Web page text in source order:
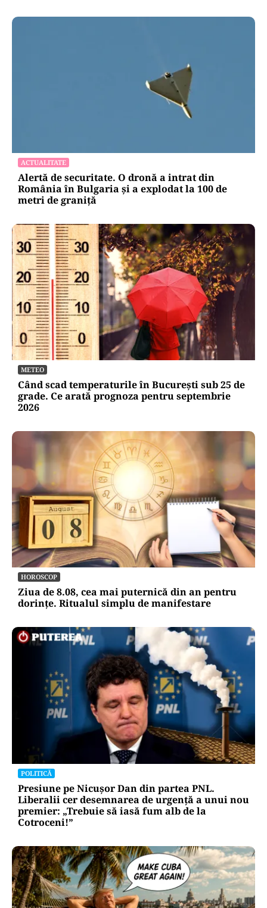
ACTUALITATE
Alertă de securitate. O dronă a intrat din
România în Bulgaria şi a explodat la 100 de
metri de graniţă
METEO
Când scad temperaturile în București sub 25 de
grade. Ce arată prognoza pentru septembrie
2026
HOROSCOP
Ziua de 8.08, cea mai puternică din an pentru
dorințe. Ritualul simplu de manifestare
POLITICĂ
Presiune pe Nicușor Dan din partea PNL.
Liberalii cer desemnarea de urgență a unui nou
premier: „Trebuie să iasă fum alb de la
Cotroceni!”